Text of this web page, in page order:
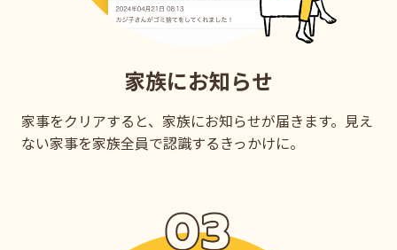
家族にお知らせ
家事をクリアすると、家族にお知らせが届きます。見え
ない家事を家族全員で認識するきっかけに。